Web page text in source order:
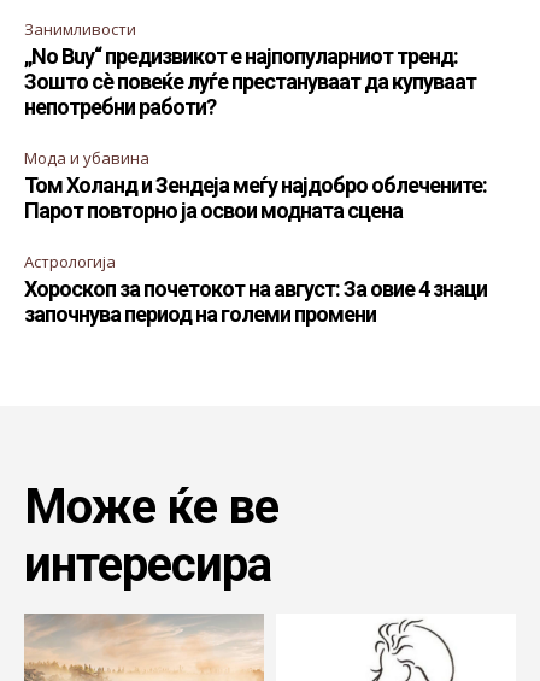
Занимливости
„No Buy“ предизвикот е најпопуларниот тренд:
Зошто сè повеќе луѓе престануваат да купуваат
непотребни работи?
Мода и убавина
Том Холанд и Зендеја меѓу најдобро облечените:
Парот повторно ја освои модната сцена
Астрологија
Хороскоп за почетокот на август: За овие 4 знаци
започнува период на големи промени
Може ќе ве
интересира